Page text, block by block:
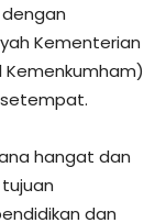
Kementerian
Kemenkumham)
setempat.
hangat dan
dan